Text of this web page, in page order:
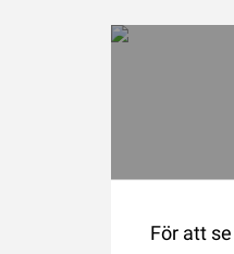
För att